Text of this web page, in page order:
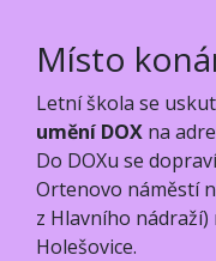
Místo
Letní škola se
umění DOX na
Do DOXu se
Ortenovo náměstí
z Hlavního
Holešovice.